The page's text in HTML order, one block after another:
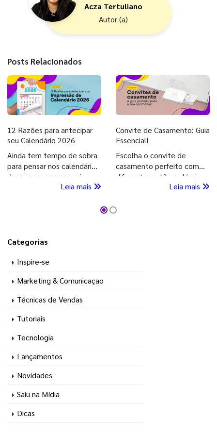
Acza Tertuliano
Autor (a)
Posts Relacionados
12 Razões para antecipar
seu Calendário 2026
Ainda tem tempo de sobra
para pensar nos calendários
do ano que vem, precisa
entender a vantagem de
Leia mais
Convite de Casamento: Guia
Essencial!
Escolha o convite de
casamento perfeito com
diferentes estilos: clássico,
moderno, romântico e mais.
mais especial com nossa
Leia mais
Categorias
Inspire-se
Marketing & Comunicação
Técnicas de Vendas
Tutoriais
Tecnologia
Lançamentos
Novidades
Saiu na Mídia
Dicas